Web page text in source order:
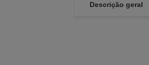
Descrição geral